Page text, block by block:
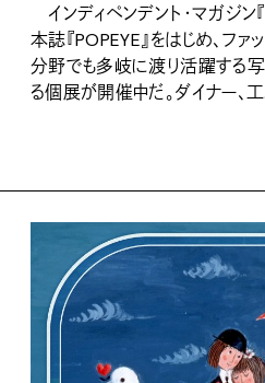
インディペンデント・マガジン
本誌『POPEYE』をはじめ、ファ
分野でも多岐に渡り活躍する
る個展が開催中だ。ダイナー、工